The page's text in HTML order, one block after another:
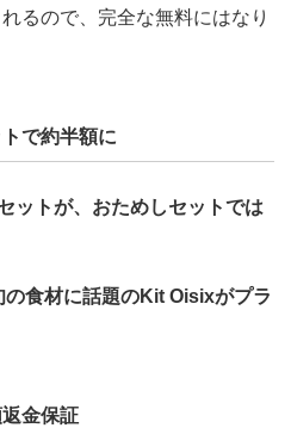
るので、完全な無料にはなり
で約半額に
ットが、おためしセットでは
の食材に話題のKit Oisixがプラ
金保証